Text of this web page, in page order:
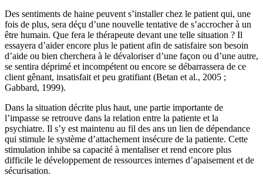
Des sentiments de haine peuvent s’installer chez le patient qui, une
fois de plus, sera déçu d’une nouvelle tentative de s’accrocher à un
être humain. Que fera le thérapeute devant une telle situation ? Il
essayera d’aider encore plus le patient afin de satisfaire son besoin
d’aide ou bien cherchera à le dévaloriser d’une façon ou d’une autre,
se sentira déprimé et incompétent ou encore se débarrassera de ce
client gênant, insatisfait et peu gratifiant (Betan et al., 2005 ;
Gabbard, 1999).
Dans la situation décrite plus haut, une partie importante de
l’impasse se retrouve dans la relation entre la patiente et la
psychiatre. Il s’y est maintenu au fil des ans un lien de dépendance
qui stimule le système d’attachement insécure de la patiente. Cette
stimulation inhibe sa capacité à mentaliser et rend encore plus
difficile le développement de ressources internes d’apaisement et de
sécurisation.